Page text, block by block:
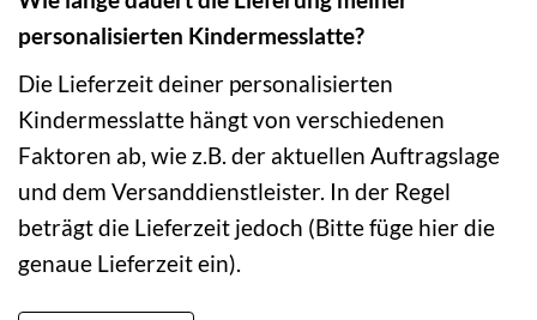
personalisierten Kindermesslatte?
Die Lieferzeit deiner personalisierten
Kindermesslatte hängt von verschiedenen
Faktoren ab, wie z.B. der aktuellen Auftragslage
und dem Versanddienstleister. In der Regel
beträgt die Lieferzeit jedoch (Bitte füge hier die
genaue Lieferzeit ein).